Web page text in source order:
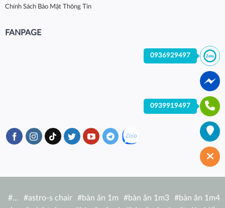
Chính Sách Bảo Mật Thông Tin
FANPAGE
#… #astro-s chair #bàn ăn 1m #bàn ăn 1m3 #bàn ăn 1m4
0936929497
0939919497